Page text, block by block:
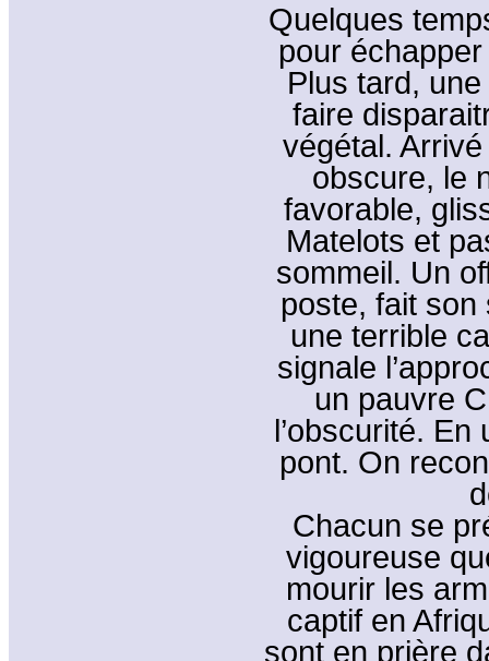
Quelques
pour
Plus tard,
faire
végétal.
obscure, le
favorable,
Matelots et
sommeil. Un
poste, fait son
une terrible
signale
un pauvre
l’obscurité. En
pont. On
Chacun se
vigoureuse
mourir les
captif en
sont en prière